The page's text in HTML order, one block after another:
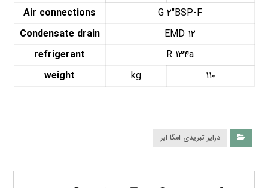
Air connections
G ۲″BSP-F
Condensate drain
EMD ۱۲
refrigerant
R ۱۳۴a
weight
kg ۱۱۰
درایر تبریدی امگا ایر